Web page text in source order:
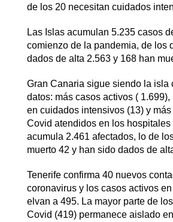
de los 20 necesitan cuidados
Las Islas acumulan 5.235 casos
comienzo de la pandemia, de los
dados de alta 2.563 y 168 han
Gran Canaria sigue siendo la isla
datos: más casos activos (
en cuidados intensivos (13) y
Covid atendidos en los hospitales
acumula 2.461 afectados, lo de
muerto 42 y han sido dados de
Tenerife confirma 40 nuevos
coronavirus y los casos activos
elvan a 495. La mayor parte de
Covid (419) permanece aislado